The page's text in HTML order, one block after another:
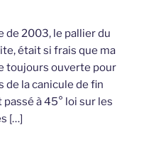
de 2003, le pallier du
était si frais que ma
toujours ouverte pour
la canicule de fin
à 45° loi sur les
[…]